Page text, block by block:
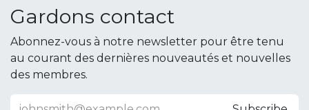
Gardons contact
Abonnez-vous à notre newsletter pour être tenu
au courant des dernières nouveautés et nouvelles
des membres.